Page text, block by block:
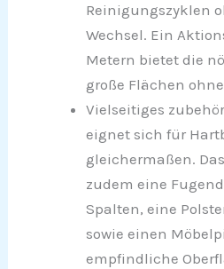
Reinigungszyklen
Wechsel. Ein
Metern bietet die
große Flächen
Vielseitiges
eignet sich für
gleichermaßen.
zudem eine
Spalten, eine
sowie einen
empfindliche